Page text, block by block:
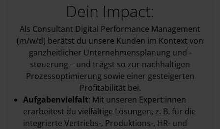
Dein Impact:
Als Consultant Digital Performance Management
(m/w/d) berätst du unsere Kunden im Kontext von
ganzheitlicher Unternehmensplanung und -
steuerung – und trägst so zur nachhaltigen
Prozessoptimierung sowie einer gesteigerten
Profitabilität bei.
Aufgabenvielfalt: Mit unseren Expert:innen
erarbeitest du vielfältige Lösungen, z. B. für die
integrierte Vertriebs-, Produktions-, HR- und